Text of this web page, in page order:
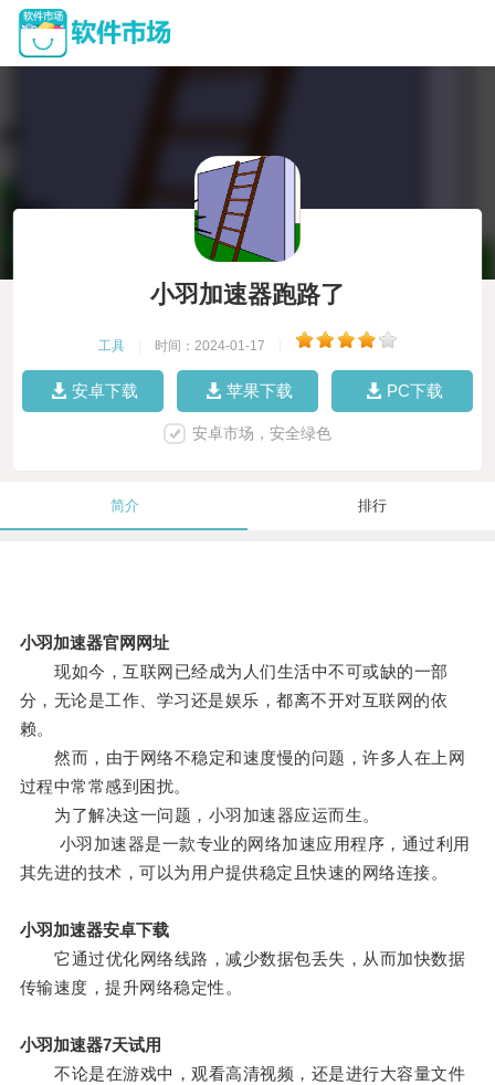
小羽加速器跑路了
工具 时间：2024-01-17
安卓下载 苹果下载 PC下载
安卓市场，安全绿色
简介 排行
小羽加速器官网网址
现如今，互联网已经成为人们生活中不可或缺的一部
分，无论是工作、学习还是娱乐，都离不开对互联网的依
赖。
然而，由于网络不稳定和速度慢的问题，许多人在上网
过程中常常感到困扰。
为了解决这一问题，小羽加速器应运而生。
小羽加速器是一款专业的网络加速应用程序，通过利用
其先进的技术，可以为用户提供稳定且快速的网络连接。
小羽加速器安卓下载
它通过优化网络线路，减少数据包丢失，从而加快数据
传输速度，提升网络稳定性。
小羽加速器7天试用
不论是在游戏中，观看高清视频，还是进行大容量文件